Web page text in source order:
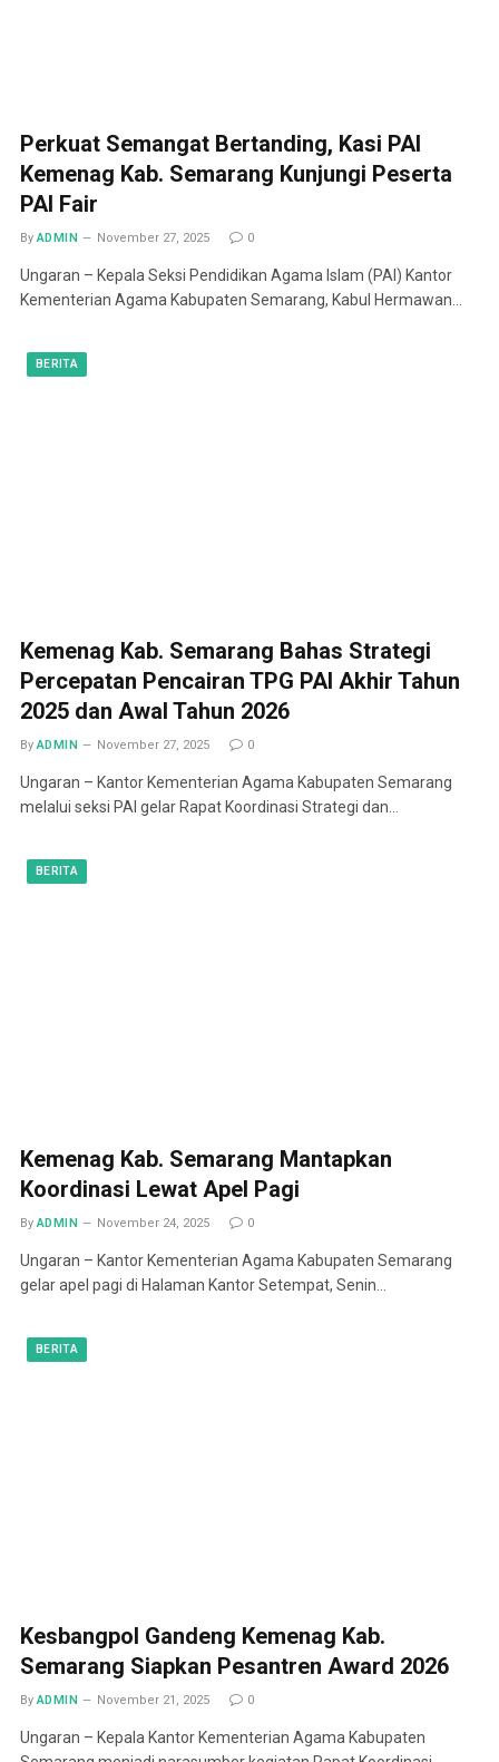
Perkuat Semangat Bertanding, Kasi PAI
Kemenag Kab. Semarang Kunjungi Peserta
PAI Fair
By ADMIN November 27, 2025 0
Ungaran – Kepala Seksi Pendidikan Agama Islam (PAI) Kantor
Kementerian Agama Kabupaten Semarang, Kabul Hermawan…
BERITA
Kemenag Kab. Semarang Bahas Strategi
Percepatan Pencairan TPG PAI Akhir Tahun
2025 dan Awal Tahun 2026
By ADMIN November 27, 2025 0
Ungaran – Kantor Kementerian Agama Kabupaten Semarang
melalui seksi PAI gelar Rapat Koordinasi Strategi dan…
BERITA
Kemenag Kab. Semarang Mantapkan
Koordinasi Lewat Apel Pagi
By ADMIN November 24, 2025 0
Ungaran – Kantor Kementerian Agama Kabupaten Semarang
gelar apel pagi di Halaman Kantor Setempat, Senin…
BERITA
Kesbangpol Gandeng Kemenag Kab.
Semarang Siapkan Pesantren Award 2026
By ADMIN November 21, 2025 0
Ungaran – Kepala Kantor Kementerian Agama Kabupaten